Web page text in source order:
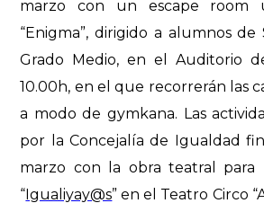
marzo con un escape room
“Enigma”, dirigido a alumnos
Grado Medio, en el Auditorio
10.00h, en el que recorrerán las
a modo de gymkana. Las
por la Concejalía de Igualdad
marzo con la obra teatral para
“ Igualiyay@s” en el Teatro Circo